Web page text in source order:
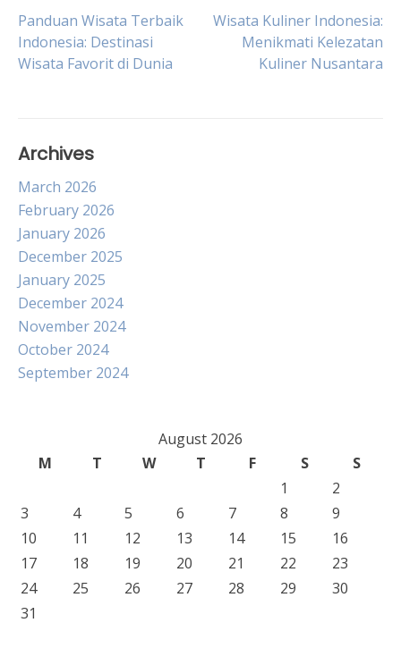
Post
navigation
Panduan Wisata Terbaik
Indonesia: Destinasi
Wisata Favorit di Dunia
Wisata Kuliner Indonesia:
Menikmati Kelezatan
Kuliner Nusantara
Archives
March 2026
February 2026
January 2026
December 2025
January 2025
December 2024
November 2024
October 2024
September 2024
August 2026
M
T W T F S
S
1
2
3
4 5 6 7 8
9
10
11 12 13 14 15
16
17
18 19 20 21 22
23
24
25 26 27 28 29
30
31